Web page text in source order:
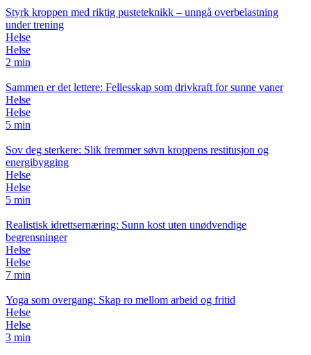
Styrk kroppen med riktig pusteteknikk – unngå overbelastning
under trening
Helse
Helse
2 min
Sammen er det lettere: Fellesskap som drivkraft for sunne vaner
Helse
Helse
5 min
Sov deg sterkere: Slik fremmer søvn kroppens restitusjon og
energibygging
Helse
Helse
5 min
Realistisk idrettsernæring: Sunn kost uten unødvendige
begrensninger
Helse
Helse
7 min
Yoga som overgang: Skap ro mellom arbeid og fritid
Helse
Helse
3 min